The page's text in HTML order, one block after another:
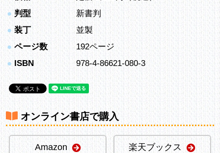
● 判型
新書判
● 装丁
並製
● ページ数
192ページ
● ISBN 978-4-86621-080-3
オンライン書店で購入
Amazon 楽天ブックス